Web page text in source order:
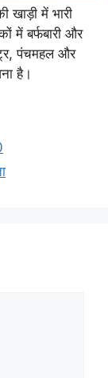
में भारी
में बर्फबारी और
पंचमहल और
है।